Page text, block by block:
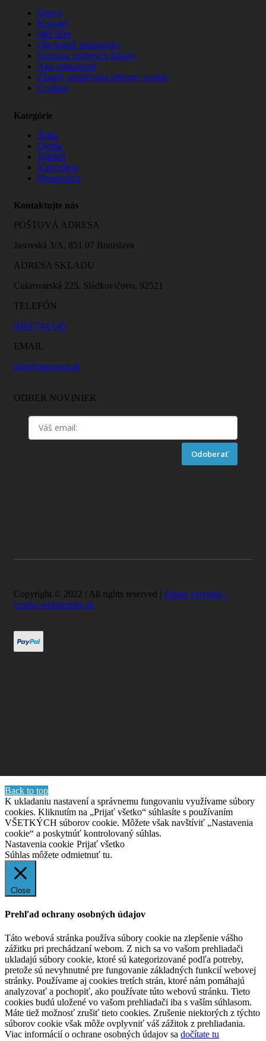
Dopyt
Kontakt
Môj účet
Obchodné podmienky
Ochrana osobných údajov
Ako nakupovať
Zásady používania súborov cookie
Cookies
Kategórie
Šatňa
Dielňa
Jedáleň
Kancelária
Nemocnica
Kontaktujte nás
POŠTOVÁ ADRESA
Jasovská 3/A, 851 07 Bratislava
ADRESA SKLADU
Cukrovarská 225, Sládkovičovo, 92521
TELEFÓN
0918 744 145
EMAIL
info@mercator.sk
ODBER NOVINIEK
Odoberať
Copyright © 2022 | All rights reserved | Eshop vytvorili –
tvorba-webstranky.sk
Back to top
K ukladaniu nastavení a správnemu fungovaniu využívame súbory
cookies. Kliknutím na „Prijať všetko“ súhlasíte s používaním
VŠETKÝCH súborov cookie. Môžete však navštíviť „Nastavenia
cookie“ a poskytnúť kontrolovaný súhlas.
Nastavenia cookie Prijať všetko
Súhlas môžete odmietnuť tu.
Close
Prehľad ochrany osobných údajov
Táto webová stránka používa súbory cookie na zlepšenie vášho
zážitku pri prechádzaní webom. Z nich sa vo vašom prehliadači
ukladajú súbory cookie, ktoré sú kategorizované podľa potreby,
pretože sú nevyhnutné pre fungovanie základných funkcií webovej
stránky. Používame aj cookies tretích strán, ktoré nám pomáhajú
analyzovať a pochopiť, ako používate túto webovú stránku. Tieto
cookies budú uložené vo vašom prehliadači iba s vaším súhlasom.
Máte tiež možnosť zrušiť tieto cookies. Zrušenie niektorých z týchto
súborov cookie však môže ovplyvniť váš zážitok z prehliadania.
Viac informácií o ochrane osobných údajov sa dočítate tu